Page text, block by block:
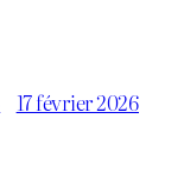
17 février 2026